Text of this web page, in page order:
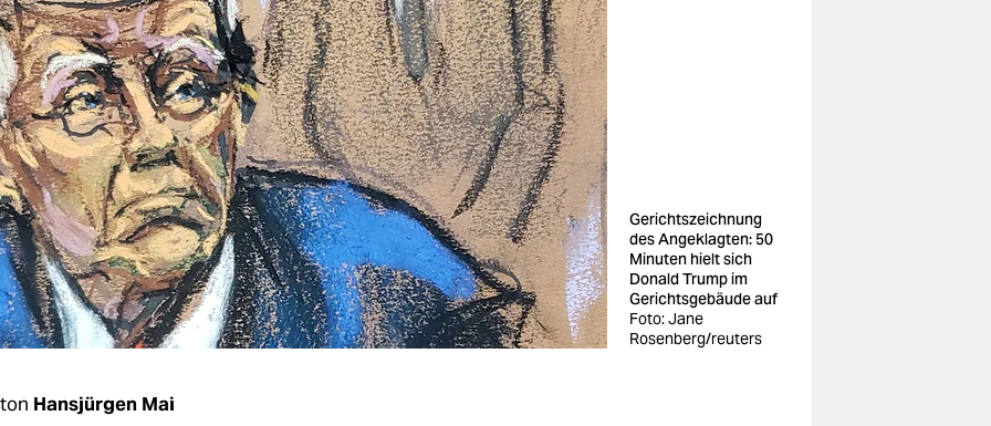
Gerichtszeichnung
des Angeklagten: 50
Minuten hielt sich
Donald Trump im
Gerichtsgebäude auf
Foto: Jane
Rosenberg/reuters
Hansjürgen Mai